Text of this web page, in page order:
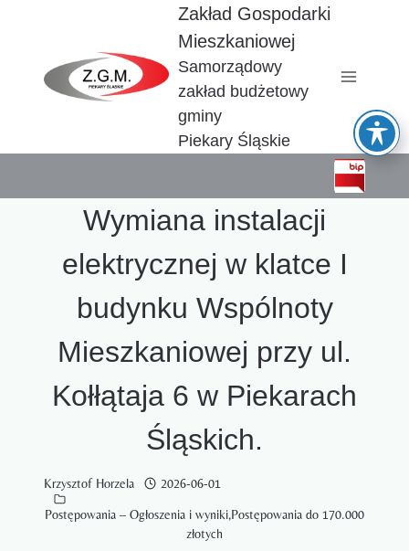
Zakład Gospodarki
Mieszkaniowej
Samorządowy
zakład budżetowy
gminy
Piekary Śląskie
Wymiana instalacji
elektrycznej w klatce I
budynku Wspólnoty
Mieszkaniowej przy ul.
Kołłątaja 6 w Piekarach
Śląskich.
Krzysztof Horzela 2026-06-01
Postępowania – Ogłoszenia i wyniki,Postępowania do 170.000
złotych